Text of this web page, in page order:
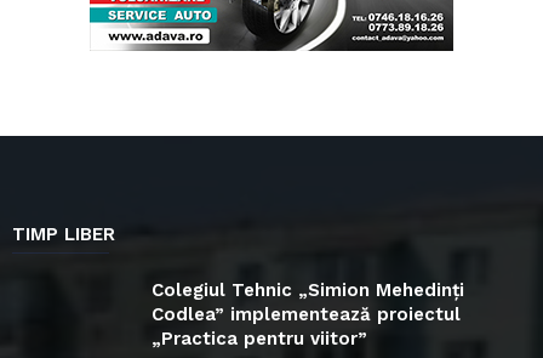
TIMP LIBER
Colegiul Tehnic „Simion Mehedinți
Codlea” implementează proiectul
„Practica pentru viitor”